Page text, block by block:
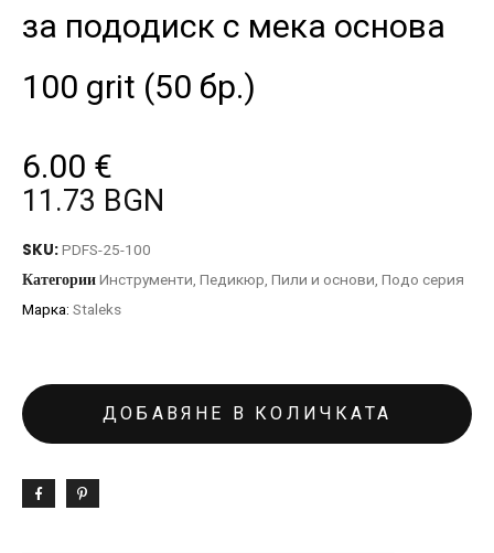
за пододиск с мека основа
100 grit (50 бр.)
6.00 €
11.73 BGN
SKU:PDFS-25-100
КатегорииИнструменти Педикюр Пили и основи Подо серия
Марка: Staleks
ДОБАВЯНЕ В КОЛИЧКАТА